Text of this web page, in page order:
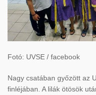
Fotó: UVSE / facebook
Nagy csatában győzött az
finléjában. A lilák ötösök